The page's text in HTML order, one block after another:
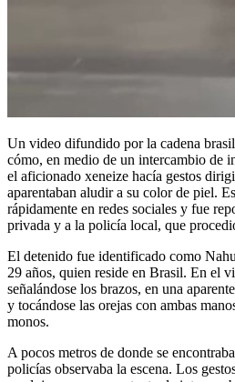
Un video difundido por la cadena
cómo, en medio de un intercambio de
el aficionado xeneize hacía gestos
aparentaban aludir a su color de piel.
rápidamente en redes sociales y fue
privada y a la policía local, que
El detenido fue identificado como
29 años, quien reside en Brasil. En el
señalándose los brazos, en una
y tocándose las orejas con ambas
monos.
A pocos metros de donde se
policías observaba la escena. Los